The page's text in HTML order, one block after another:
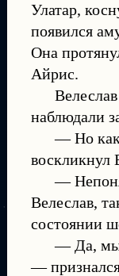
Улатар,
появился
Она
Айрис.
наблюдали
— Но
—
Велеслав,
состоянии
— Да, мы
—